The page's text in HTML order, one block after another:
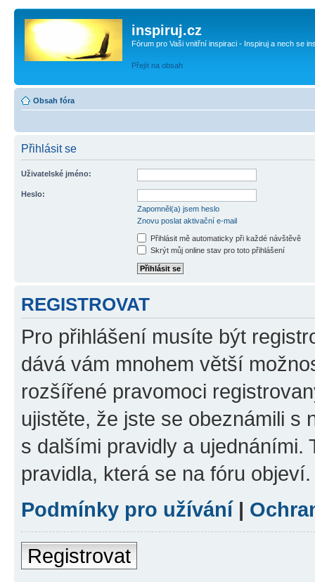
inspiruj.cz
Fórum pro Vaši vnitřní inspiraci - Inspiruj a nech se
Přejít na obsah
Obsah fóra
Přihlásit se
Uživatelské jméno:
Heslo:
Zapomněl(a) jsem heslo
Znovu poslat aktivační e-mail
Přihlásit mě automaticky při každé návštěvě
Skrýt můj online stav pro toto přihlášení
REGISTROVAT
Pro přihlášení musíte být
dává vám mnohem větší
rozšířené pravomoci
ujistěte, že jste se obeznámili s
s dalšími pravidly a ujednáními.
pravidla, která se na fóru objeví.
Podmínky pro užívání|
Registrovat